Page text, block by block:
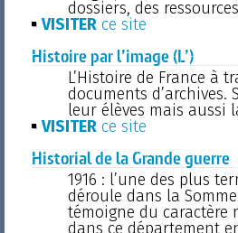
dossiers, des
VISITERce site
Histoire par l’image (L’)
L’Histoire de France à
documents
leur élèves mais aussi
VISITERce site
Historial de la Grande guerre
1916 : l’une des plus
déroule dans la
témoigne du
dans ce département